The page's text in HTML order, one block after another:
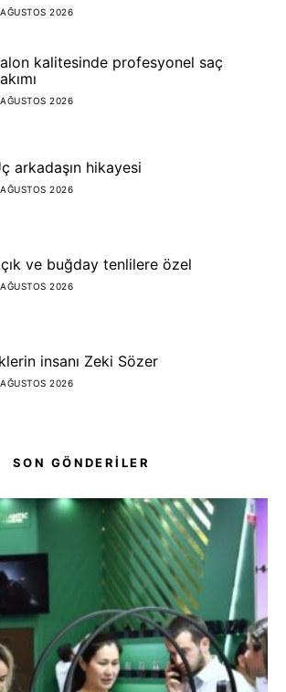
2026
kalitesinde profesyonel saç
2026
arkadaşın hikayesi
2026
ve buğday tenlilere özel
2026
insanı Zeki Sözer
2026
SON GÖNDERİLER